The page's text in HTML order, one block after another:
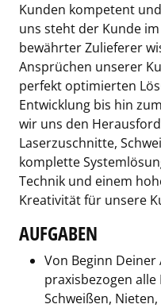
Kunden kompetent
uns steht der Kunde
bewährter Zulieferer
Ansprüchen unserer
perfekt optimierten
Entwicklung bis hin
wir uns den
Laserzuschnitte,
komplette
Technik und einem
Kreativität für unsere
AUFGABEN
Von Beginn
praxisbezogen
Schweißen,